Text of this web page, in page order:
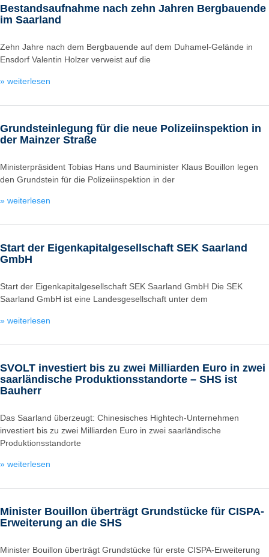
Bestandsaufnahme nach zehn Jahren Bergbauende
im Saarland
Zehn Jahre nach dem Bergbauende auf dem Duhamel-Gelände in
Ensdorf Valentin Holzer verweist auf die
» weiterlesen
Grundsteinlegung für die neue Polizeiinspektion in
der Mainzer Straße
Ministerpräsident Tobias Hans und Bauminister Klaus Bouillon legen
den Grundstein für die Polizeiinspektion in der
» weiterlesen
Start der Eigenkapitalgesellschaft SEK Saarland
GmbH
Start der Eigenkapitalgesellschaft SEK Saarland GmbH Die SEK
Saarland GmbH ist eine Landesgesellschaft unter dem
» weiterlesen
SVOLT investiert bis zu zwei Milliarden Euro in zwei
saarländische Produktionsstandorte – SHS ist
Bauherr
Das Saarland überzeugt: Chinesisches Hightech-Unternehmen
investiert bis zu zwei Milliarden Euro in zwei saarländische
Produktionsstandorte
» weiterlesen
Minister Bouillon überträgt Grundstücke für CISPA-
Erweiterung an die SHS
Minister Bouillon überträgt Grundstücke für erste CISPA-Erweiterung